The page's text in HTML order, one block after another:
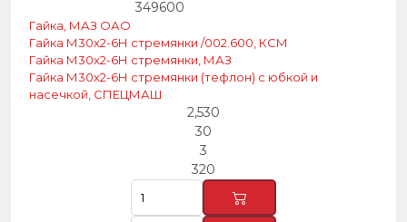
349600
Гайка, МАЗ ОАО
Гайка М30х2-6Н стремянки /002.600, КСМ
Гайка М30х2-6Н стремянки, МАЗ
Гайка М30х2-6Н стремянки (тефлон) с юбкой и
насечкой, СПЕЦМАШ
2,530
30
3
320